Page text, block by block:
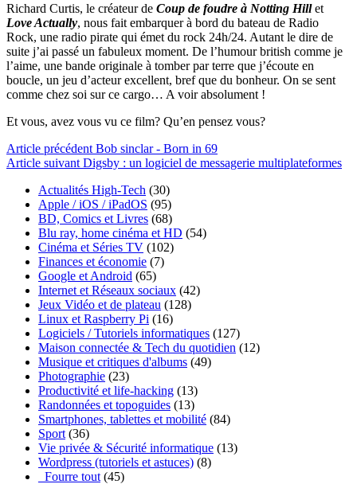
Richard Curtis, le créateur de Coup de foudre à Notting Hillet
Love Actually, nous fait embarquer à bord du bateau de Radio
Rock, une radio pirate qui émet du rock 24h/24. Autant le dire de
suite j’ai passé un fabuleux moment. De l’humour british comme je
l’aime, une bande originale à tomber par terre que j’écoute en
boucle, un jeu d’acteur excellent, bref que du bonheur. On se sent
comme chez soi sur ce cargo… A voir absolument !
Et vous, avez vous vu ce film? Qu’en pensez vous?
Article précédent Bob sinclar - Born in 69
Article suivant Digsby : un logiciel de messagerie multiplateformes
Actualités High-Tech (30)
Apple / iOS / iPadOS (95)
BD, Comics et Livres (68)
Blu ray, home cinéma et HD (54)
Cinéma et Séries TV (102)
Finances et économie (7)
Google et Android (65)
Internet et Réseaux sociaux (42)
Jeux Vidéo et de plateau (128)
Linux et Raspberry Pi (16)
Logiciels / Tutoriels informatiques (127)
Maison connectée & Tech du quotidien (12)
Musique et critiques d'albums (49)
Photographie (23)
Productivité et life-hacking (13)
Randonnées et topoguides (13)
Smartphones, tablettes et mobilité (84)
Sport (36)
Vie privée & Sécurité informatique (13)
Wordpress (tutoriels et astuces) (8)
_Fourre tout (45)